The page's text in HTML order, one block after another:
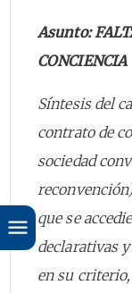
Asunto:
CONCIENCIA
Síntesis del
contrato de
sociedad
que se
declarativas
en su